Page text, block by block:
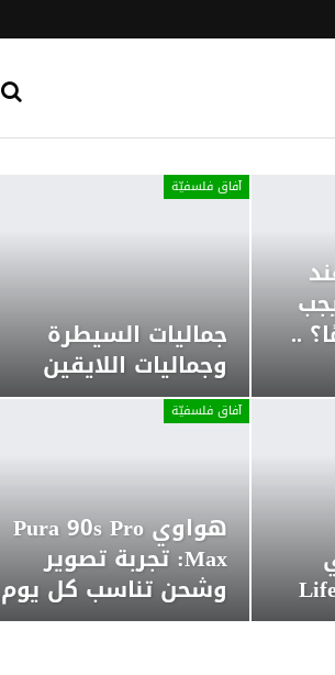
..
آفاق فلسفيّة‎
جماليات السيطرة
وجماليات اللايقين
آفاق فلسفيّة‎
هواوي Pura 90s Pro
Max: تجربة تصوير
وشحن تناسب كل يوم